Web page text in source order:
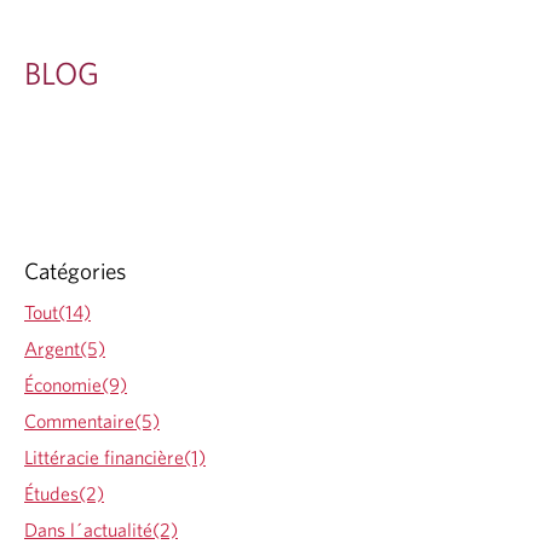
BLOG
Catégories
Tout(14)
Argent(5)
Économie(9)
Commentaire(5)
Littéracie financière(1)
Études(2)
Dans l´actualité(2)